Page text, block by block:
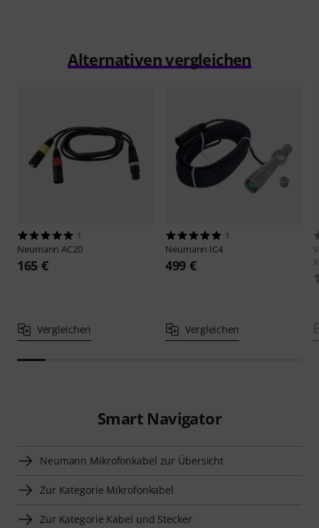
Alternativen vergleichen
1
NeumannAC20
165 €
Vergleichen
1
Neumann IC4
499 €
Vergleichen
Smart Navigator
Neumann Mikrofonkabel zur Übersicht
Zur Kategorie Mikrofonkabel
Zur Kategorie Kabel und Stecker